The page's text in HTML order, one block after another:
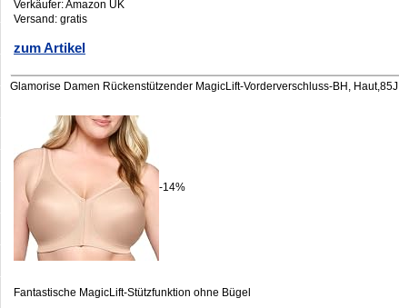
Verkäufer: Amazon UK
Versand: gratis
zum Artikel
Glamorise Damen Rückenstützender MagicLift-Vorderverschluss-BH, Haut,85J
-14%
Fantastische MagicLift-Stützfunktion ohne Bügel